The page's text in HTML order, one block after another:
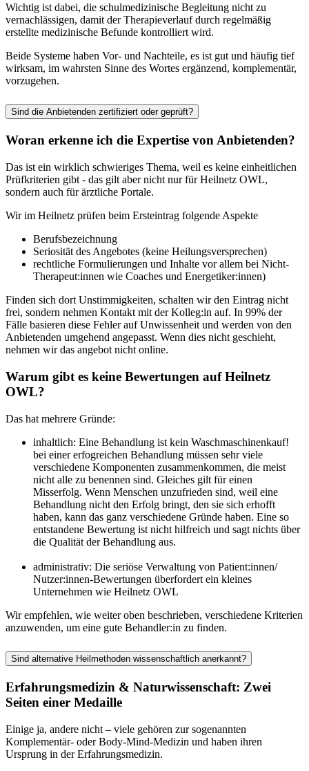
Wichtig ist dabei, die schulmedizinische Begleitung nicht zu
vernachlässigen, damit der Therapieverlauf durch regelmäßig
erstellte medizinische Befunde kontrolliert wird.
Beide Systeme haben Vor- und Nachteile, es ist gut und häufig tief
wirksam, im wahrsten Sinne des Wortes ergänzend, komplementär,
vorzugehen.
Sind die Anbietenden zertifiziert oder geprüft?
Woran erkenne ich die Expertise von Anbietenden?
Das ist ein wirklich schwieriges Thema, weil es keine einheitlichen
Prüfkriterien gibt - das gilt aber nicht nur für Heilnetz OWL,
sondern auch für ärztliche Portale.
Wir im Heilnetz prüfen beim Ersteintrag folgende Aspekte
Berufsbezeichnung
Seriosität des Angebotes (keine Heilungsversprechen)
rechtliche Formulierungen und Inhalte vor allem bei Nicht-
Therapeut:innen wie Coaches und Energetiker:innen)
Finden sich dort Unstimmigkeiten, schalten wir den Eintrag nicht
frei, sondern nehmen Kontakt mit der Kolleg:in auf. In 99% der
Fälle basieren diese Fehler auf Unwissenheit und werden von den
Anbietenden umgehend angepasst. Wenn dies nicht geschieht,
nehmen wir das angebot nicht online.
Warum gibt es keine Bewertungen auf Heilnetz
OWL?
Das hat mehrere Gründe:
inhaltlich: Eine Behandlung ist kein Waschmaschinenkauf!
bei einer erfogreichen Behandlung müssen sehr viele
verschiedene Komponenten zusammenkommen, die meist
nicht alle zu benennen sind. Gleiches gilt für einen
Misserfolg. Wenn Menschen unzufrieden sind, weil eine
Behandlung nicht den Erfolg bringt, den sie sich erhofft
haben, kann das ganz verschiedene Gründe haben. Eine so
entstandene Bewertung ist nicht hilfreich und sagt nichts über
die Qualität der Behandlung aus.
administrativ: Die seriöse Verwaltung von Patient:innen/
Nutzer:innen-Bewertungen überfordert ein kleines
Unternehmen wie Heilnetz OWL
Wir empfehlen, wie weiter oben beschrieben, verschiedene Kriterien
anzuwenden, um eine gute Behandler:in zu finden.
Sind alternative Heilmethoden wissenschaftlich anerkannt?
Erfahrungsmedizin & Naturwissenschaft: Zwei
Seiten einer Medaille
Einige ja, andere nicht – viele gehören zur sogenannten
Komplementär- oder Body-Mind-Medizin und haben ihren
Ursprung in der Erfahrungsmedizin.